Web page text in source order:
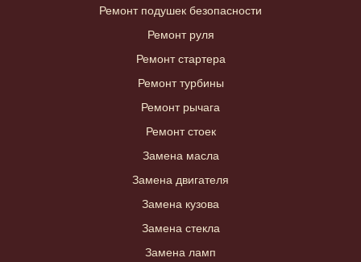
Ремонт подушек безопасности
Ремонт руля
Ремонт стартера
Ремонт турбины
Ремонт рычага
Ремонт стоек
Замена масла
Замена двигателя
Замена кузова
Замена стекла
Замена ламп